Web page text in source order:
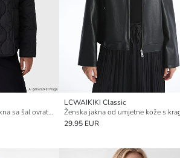
Ženska prošivena puffer jakna sa šal ovratnikom
LCWAIKIKI Classic
Ženska jakna od umjetne kože s
29.95 EUR